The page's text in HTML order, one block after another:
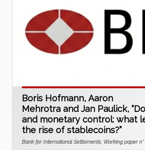
Boris Hofmann, Aaron
Mehrotra and Jan Paulick,
and monetary control: what
the rise of stablecoins?”
Bank for International Settlements, Working paper n°